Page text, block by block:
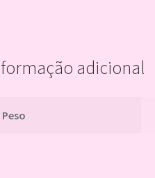
adicional
Peso